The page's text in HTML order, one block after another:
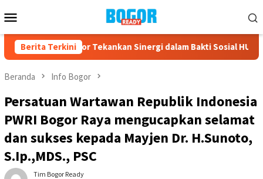
ke
Mobile
Berita Terkini
Bogor Tekankan Sinergi dalam Bakti Sosial HUT ke-75 di
Beranda Info Bogor
Persatuan Wartawan Republik Indonesia
PWRI Bogor Raya mengucapkan selamat
dan sukses kepada Mayjen Dr. H.Sunoto,
S.Ip.,MDS., PSC
Tim Bogor Ready